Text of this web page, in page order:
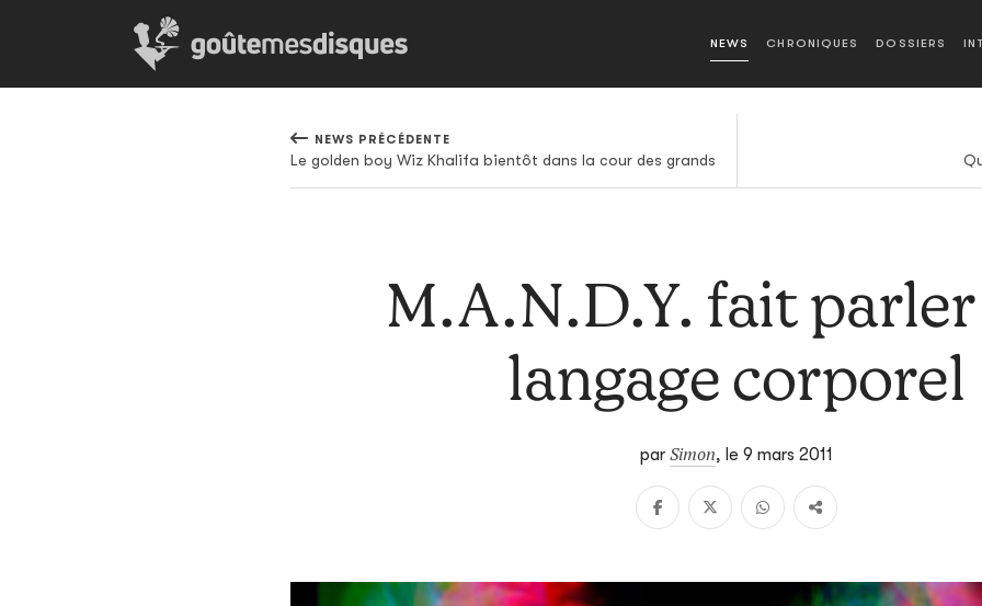
NEWS CHRONIQUES DOSSIERS
NEWS PRÉCÉDENTE
Le golden boy Wiz Khalifa bientôt dans la cour des grands
M.A.N.D.Y. fait
langage corporel
par Simon, le 9 mars 2011